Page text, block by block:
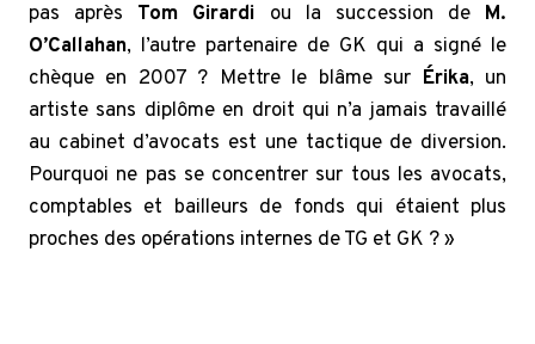
pas après Tom Girardi ou la succession deM.
O’Callahan, l’autre partenaire de GK qui a signé le
chèque en 2007 ? Mettre le blâme sur Érika, un
artiste sans diplôme en droit qui n’a jamais travaillé
au cabinet d’avocats est une tactique de diversion.
Pourquoi ne pas se concentrer sur tous les avocats,
comptables et bailleurs de fonds qui étaient plus
proches des opérations internes de TG et GK ? »